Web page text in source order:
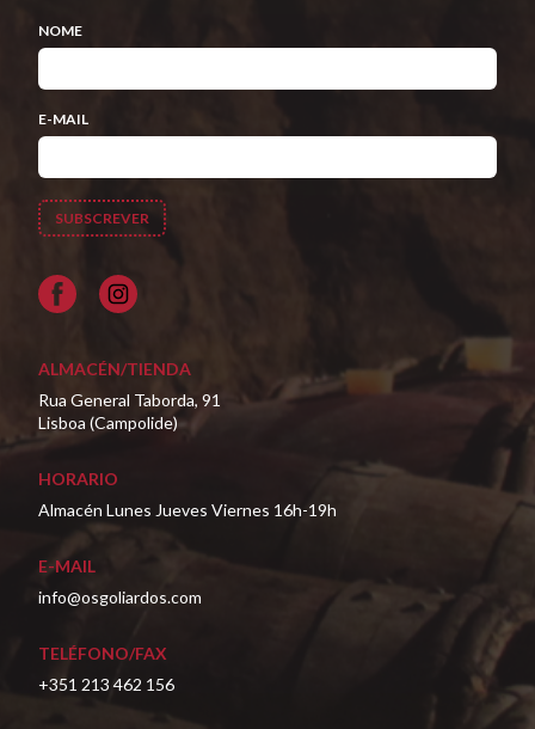
NOME
E-MAIL
Facebook
ALMACÉN/TIENDA
Rua General Taborda, 91
Lisboa (Campolide)
HORARIO
Almacén Lunes Jueves Viernes 16h-19h
E-MAIL
info@osgoliardos.com
TELÉFONO/FAX
+351 213 462 156